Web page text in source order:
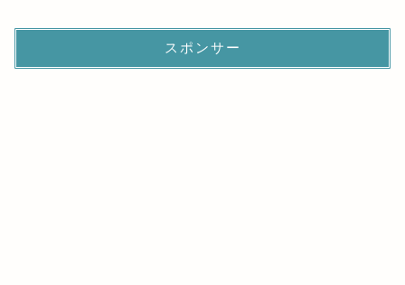
スポンサー